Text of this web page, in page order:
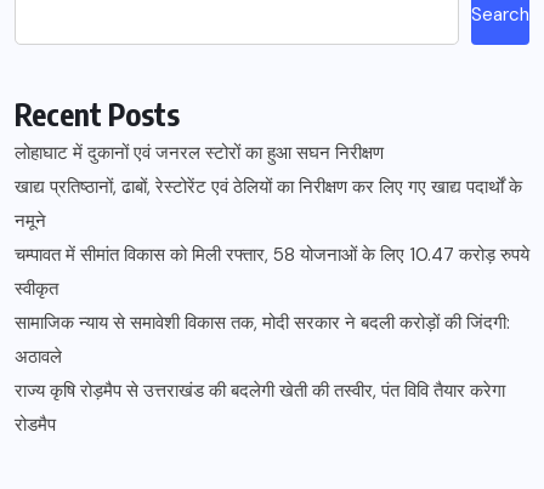
Search
Recent Posts
लोहाघाट में दुकानों एवं जनरल स्टोरों का हुआ सघन निरीक्षण
खाद्य प्रतिष्ठानों, ढाबों, रेस्टोरेंट एवं ठेलियों का निरीक्षण कर लिए गए खाद्य पदार्थों के
नमूने
चम्पावत में सीमांत विकास को मिली रफ्तार, 58 योजनाओं के लिए 10.47 करोड़ रुपये
स्वीकृत
सामाजिक न्याय से समावेशी विकास तक, मोदी सरकार ने बदली करोड़ों की जिंदगी:
अठावले
राज्य कृषि रोड़मैप से उत्तराखंड की बदलेगी खेती की तस्वीर, पंत विवि तैयार करेगा
रोडमैप